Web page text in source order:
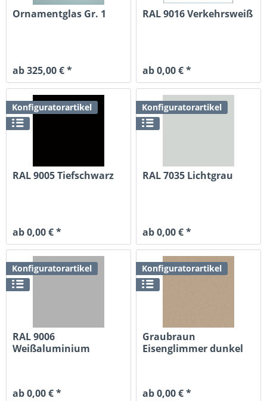
Ornamentglas Gr. 1
ab 325,00 € *
RAL 9016 Verkehrsweiß
ab 0,00 € *
Konfiguratorartikel
RAL 9005 Tiefschwarz
ab 0,00 € *
Konfiguratorartikel
RAL 7035 Lichtgrau
ab 0,00 € *
Konfiguratorartikel
RAL 9006
Weißaluminium
ab 0,00 € *
Konfiguratorartikel
Graubraun
Eisenglimmer dunkel
ab 0,00 € *